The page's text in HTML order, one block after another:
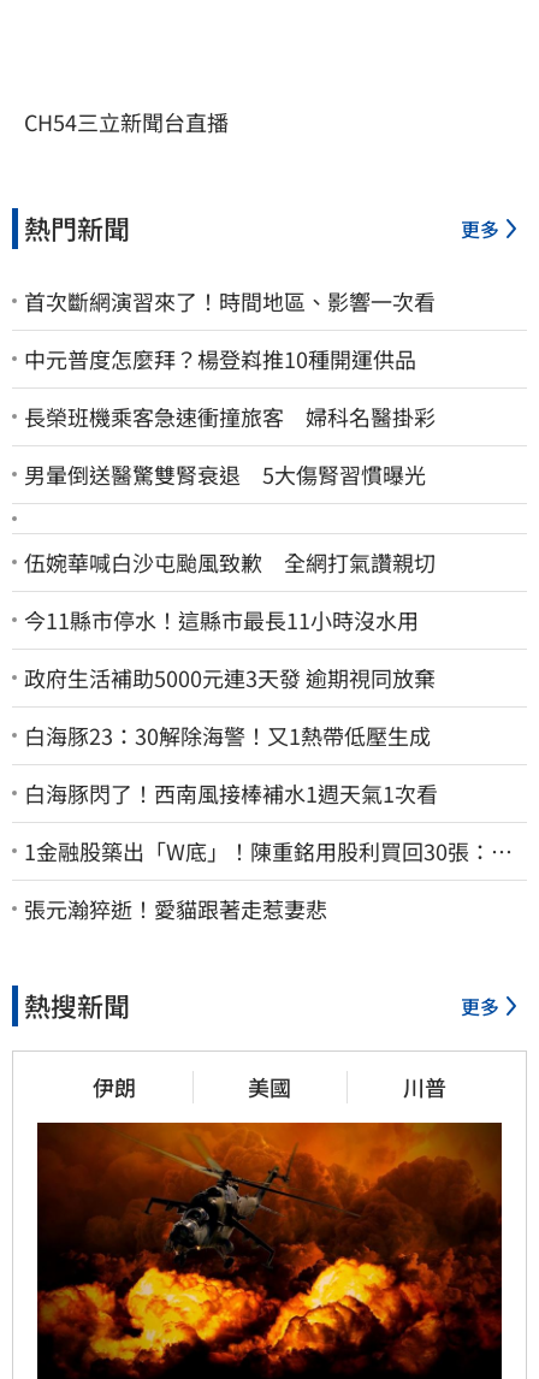
CH54三立新聞台直播
熱門新聞 更多
首次斷網演習來了！時間地區、影響一次看
中元普度怎麼拜？楊登嵙推10種開運供品
長榮班機乘客急速衝撞旅客 婦科名醫掛彩
男暈倒送醫驚雙腎衰退 5大傷腎習慣曝光
伍婉華喊白沙屯颱風致歉 全網打氣讚親切
今11縣市停水！這縣市最長11小時沒水用
政府生活補助5000元連3天發 逾期視同放棄
白海豚23：30解除海警！又1熱帶低壓生成
白海豚閃了！西南風接棒補水1週天氣1次看
1金融股築出「W底」！陳重銘用股利買回30張：堅
固穩定的搖錢樹
張元瀚猝逝！愛貓跟著走惹妻悲
熱搜新聞 更多
伊朗 美國 川普